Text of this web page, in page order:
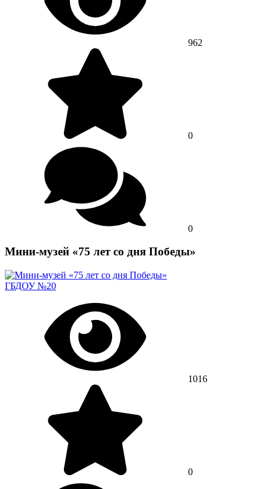
962
0
0
Мини-музей «75 лет со дня Победы»
ГБДОУ №20
1016
0